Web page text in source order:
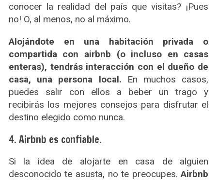
conocer la realidad del país que visitas? ¡Pues
no! O, al menos, no al máximo.
Alojándote en una habitación privada o
compartida con airbnb (o incluso en casas
enteras), tendrás interacción con el dueño de
casa, una persona local. En muchos casos,
puedes salir con ellos a beber un trago y
recibirás los mejores consejos para disfrutar el
destino elegido como nunca.
4. Airbnb es confiable.
Si la idea de alojarte en casa de alguien
desconocido te asusta, no te preocupes.Airbnb